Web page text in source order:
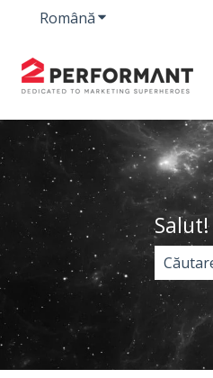
RomânăAfișare
Nu